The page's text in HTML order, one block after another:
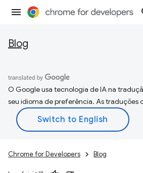
Blog
O Google usa tecnologia de IA na
seu idioma de preferência. As traduções
Chrome for Developers Blog